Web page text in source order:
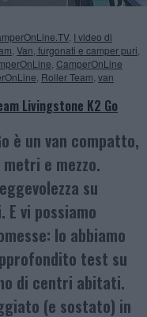
, I video di
Van, furgonati e camper puri
CamperOnLine
Roller Team van
Livingstone K2 Go
è un van compatto,
e mezzo.
su
vi possiamo
lo abbiamo
test su
di centri abitati.
(e sostato) in